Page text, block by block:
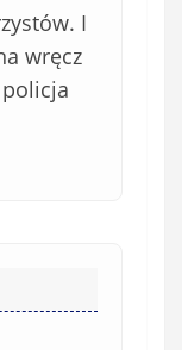
I
wręcz